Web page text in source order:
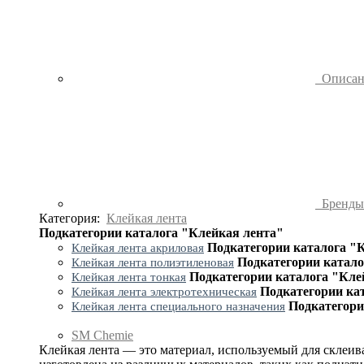
Бренды
Категория: Клейкая лента
Подкатегории каталога "Клейкая лента"
Клейкая лента акриловая Подкатегории каталога
Клейкая лента полиэтиленовая Подкатегории
Клейкая лента тонкая Подкатегории каталога
Клейкая лента электротехническая Подкатегории
Клейкая лента специального назначения
SM Chemie
Клейкая лента — это материал, используемый для